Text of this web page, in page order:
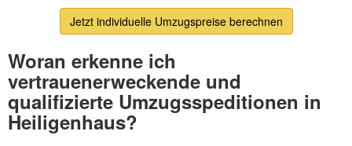
Jetzt individuelle Umzugspreise berechnen
Woran erkenne ich
vertrauenerweckende und
qualifizierte Umzugsspeditionen in
Heiligenhaus?